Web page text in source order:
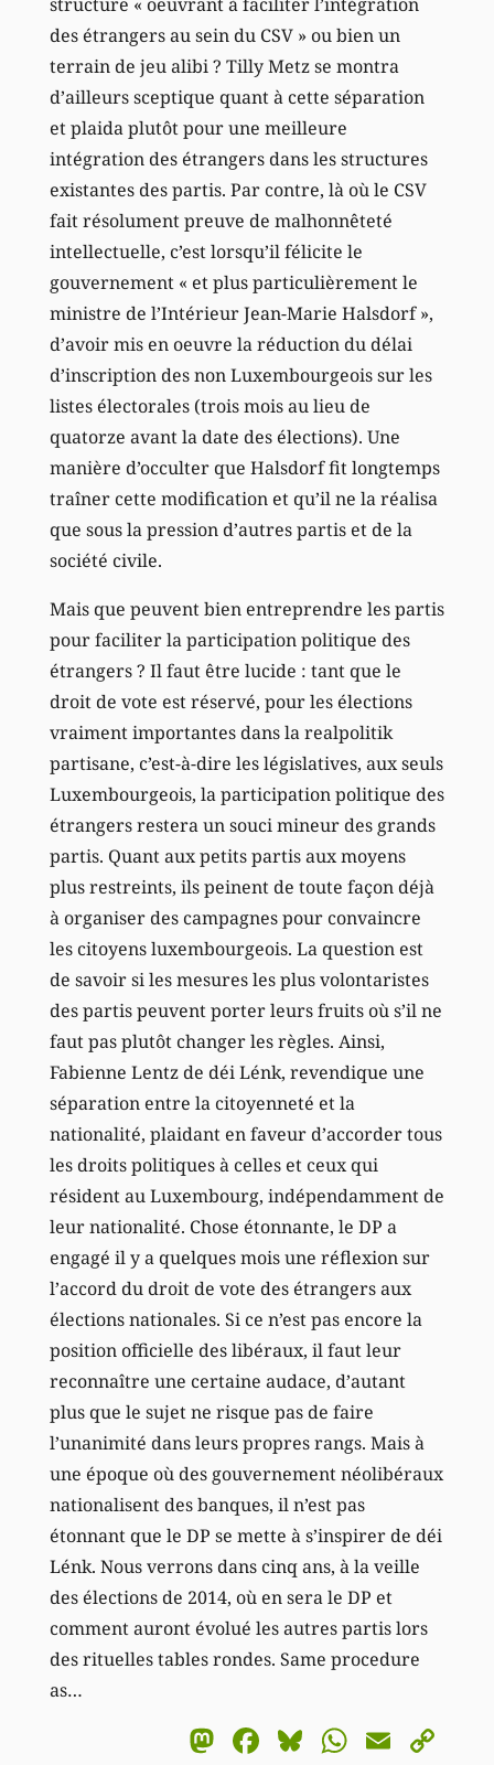
des étrangers au sein du CSV » ou bien un
terrain de jeu alibi ? Tilly Metz se montra
d’ailleurs sceptique quant à cette séparation
et plaida plutôt pour une meilleure
intégration des étrangers dans les structures
existantes des partis. Par contre, là où le CSV
fait résolument preuve de malhonnêteté
intellectuelle, c’est lorsqu’il félicite le
gouvernement « et plus particulièrement le
ministre de l’Intérieur Jean-Marie Halsdorf »,
d’avoir mis en oeuvre la réduction du délai
d’inscription des non Luxembourgeois sur les
listes électorales (trois mois au lieu de
quatorze avant la date des élections). Une
manière d’occulter que Halsdorf fit longtemps
traîner cette modification et qu’il ne la réalisa
que sous la pression d’autres partis et de la
société civile.
Mais que peuvent bien entreprendre les partis
pour faciliter la participation politique des
étrangers ? Il faut être lucide : tant que le
droit de vote est réservé, pour les élections
vraiment importantes dans la realpolitik
partisane, c’est-à-dire les législatives, aux seuls
Luxembourgeois, la participation politique des
étrangers restera un souci mineur des grands
partis. Quant aux petits partis aux moyens
plus restreints, ils peinent de toute façon déjà
à organiser des campagnes pour convaincre
les citoyens luxembourgeois. La question est
de savoir si les mesures les plus volontaristes
des partis peuvent porter leurs fruits où s’il ne
faut pas plutôt changer les règles. Ainsi,
Fabienne Lentz de déi Lénk, revendique une
séparation entre la citoyenneté et la
nationalité, plaidant en faveur d’accorder tous
les droits politiques à celles et ceux qui
résident au Luxembourg, indépendamment de
leur nationalité. Chose étonnante, le DP a
engagé il y a quelques mois une réflexion sur
l’accord du droit de vote des étrangers aux
élections nationales. Si ce n’est pas encore la
position officielle des libéraux, il faut leur
reconnaître une certaine audace, d’autant
plus que le sujet ne risque pas de faire
l’unanimité dans leurs propres rangs. Mais à
une époque où des gouvernement néolibéraux
nationalisent des banques, il n’est pas
étonnant que le DP se mette à s’inspirer de déi
Lénk. Nous verrons dans cinq ans, à la veille
des élections de 2014, où en sera le DP et
comment auront évolué les autres partis lors
des rituelles tables rondes. Same procedure
as…
Mastodon
Facebook
BlueskyEmail